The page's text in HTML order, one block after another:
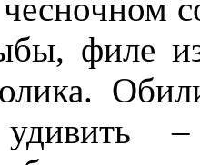
чесночном
филе
–